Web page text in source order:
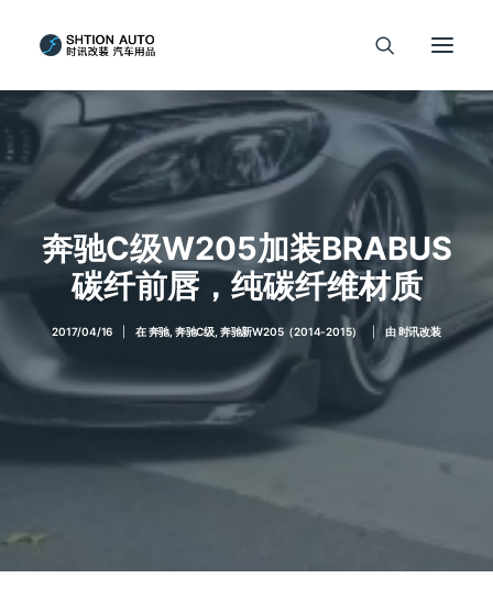
奔驰C级W205加装BRABUS
碳纤前唇，纯碳纤维材质
2017/04/16 在奔驰, 奔驰C级 奔驰新W205（2014-2015） 由时讯改装